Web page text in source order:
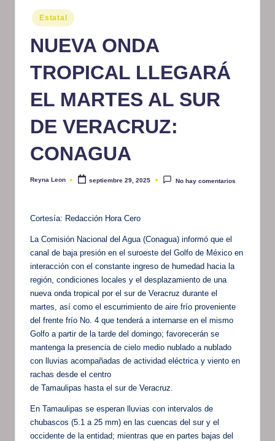
m
at
iv
o
Publicado
en
Estatal
NUEVA ONDA
TROPICAL LLEGARÁ
EL MARTES AL SUR
DE VERACRUZ:
CONAGUA
Publicado
Reyna Leon septiembre 29, 2025 No hay comentarios
Cortesía: Redacción Hora Cero
La Comisión Nacional del Agua (Conagua) informó que el
canal de baja presión en el suroeste del Golfo de México en
interacción con el constante ingreso de humedad hacia la
región, condiciones locales y el desplazamiento de una
nueva onda tropical por el sur de Veracruz durante el
martes, así como el escurrimiento de aire frío proveniente
del frente frío No. 4 que tenderá a internarse en el mismo
Golfo a partir de la tarde del domingo; favorecerán se
mantenga la presencia de cielo medio nublado a nublado
con lluvias acompañadas de actividad eléctrica y viento en
rachas desde el centro
de Tamaulipas hasta el sur de Veracruz.
En Tamaulipas se esperan lluvias con intervalos de
chubascos (5.1 a 25 mm) en las cuencas del sur y el
occidente de la entidad; mientras que en partes bajas del